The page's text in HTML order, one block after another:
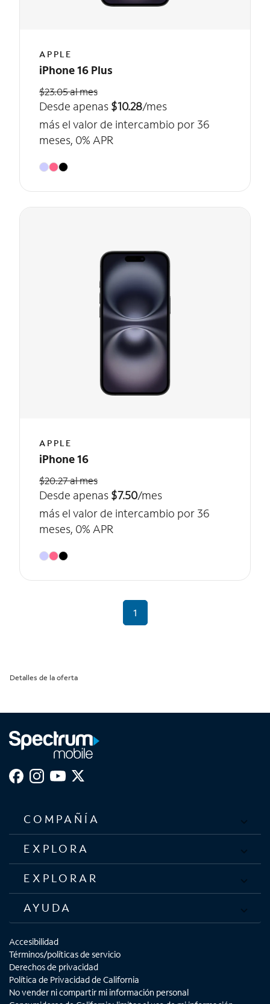
APPLE
iPhone 16 Plus
$23.05 al mes
Desde apenas $10.28/mes
más el valor de intercambio por 36
meses, 0% APR
APPLE
iPhone 16
$20.27 al mes
Desde apenas $7.50/mes
más el valor de intercambio por 36
meses, 0% APR
1
Detalles de la oferta
COMPAÑÍA
EXPLORA
EXPLORAR
AYUDA
Accesibilidad
Términos/políticas de servicio
Derechos de privacidad
Política de Privacidad de California
No vender ni compartir mi información personal